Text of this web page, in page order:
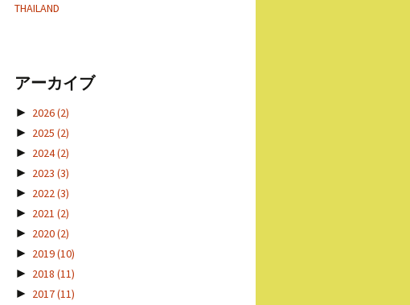
THAILAND
アーカイブ
► 2026(2)
► 2025 (2)
► 2024(2)
► 2023 (3)
► 2022(3)
► 2021 (2)
► 2020(2)
► 2019(10)
► 2018 (11)
► 2017(11)